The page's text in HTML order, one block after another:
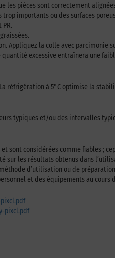
les pièces sont correctement
trop importants ou des surfaces
la colle avec parcimonie
excessive entraînera une
réfrigération à 5°C optimise la
typiques et/ou des intervalles
sont considérées comme fiables ;
sur les résultats obtenus dans
d’utilisation ou de
et des équipements au
pixcl.pdf